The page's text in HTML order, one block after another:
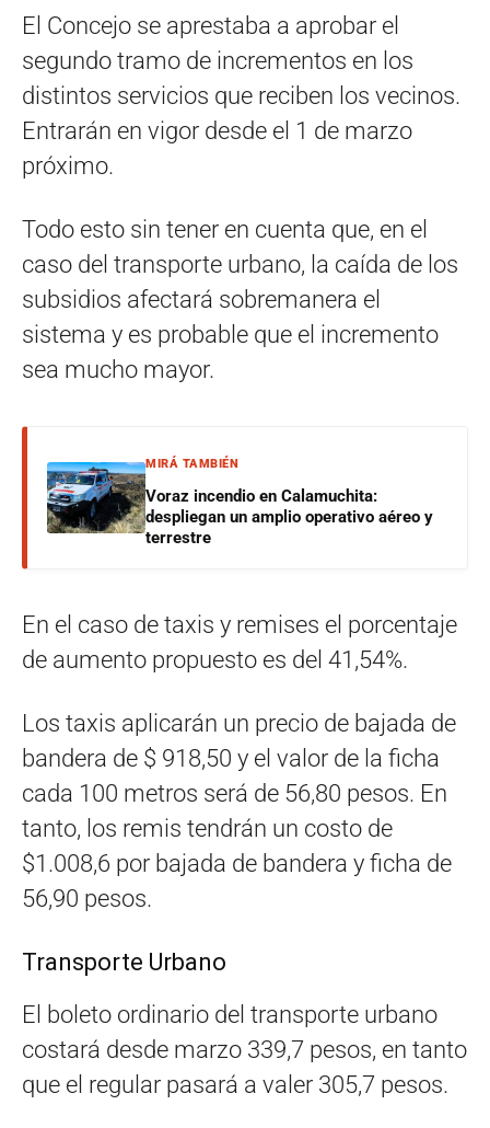
El Concejo se aprestaba a aprobar el
segundo tramo de incrementos en los
distintos servicios que reciben los vecinos.
Entrarán en vigor desde el 1 de marzo
próximo.
Todo esto sin tener en cuenta que, en el
caso del transporte urbano, la caída de los
subsidios afectará sobremanera el
sistema y es probable que el incremento
sea mucho mayor.
MIRÁ TAMBIÉN
Voraz incendio en Calamuchita:
despliegan un amplio operativo aéreo y
terrestre
En el caso de taxis y remises el porcentaje
de aumento propuesto es del 41,54%.
Los taxis aplicarán un precio de bajada de
bandera de $ 918,50 y el valor de la ficha
cada 100 metros será de 56,80 pesos. En
tanto, los remis tendrán un costo de
$1.008,6 por bajada de bandera y ficha de
56,90 pesos.
Transporte Urbano
El boleto ordinario del transporte urbano
costará desde marzo 339,7 pesos, en tanto
que el regular pasará a valer 305,7 pesos.